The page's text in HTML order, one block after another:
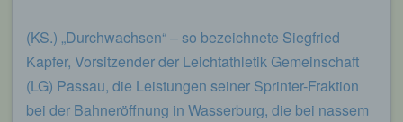
(KS.) „Durchwachsen“ – so bezeichnete Siegfried
Kapfer, Vorsitzender der Leichtathletik Gemeinschaft
(LG) Passau, die Leistungen seiner Sprinter-Fraktion
bei der Bahneröffnung in Wasserburg, die bei nassem
Aufbewahrungspflichten entgegenstehen. Die
Gesamtheit der Mitarbeiter des für die Verarbeitung
diesem Zusammenhang als Ansprechpartner zur
Verfügung.